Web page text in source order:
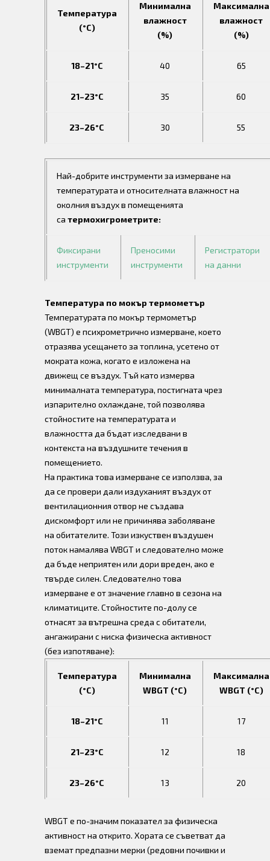
Температура
(°C)
Минимална
влажност
(%)
Максимална
влажност
(%)
18–21°C 40 65
21–23°C 35 60
23–26°C 30 55
Най-добрите инструменти за измерване на
температурата и относителната влажност на
околния въздух в помещенията
сатермохигрометрите:
Фиксирани
инструменти
Преносими
инструменти
Регистратори
на данни
Температура по мокър термометър
Температурата по мокър термометър
(WBGT) е психрометрично измерване, което
отразява усещането за топлина, усетено от
мократа кожа, когато е изложена на
движещ се въздух. Тъй като измерва
минималната температура, постигната чрез
изпарително охлаждане, той позволява
стойностите на температурата и
влажността да бъдат изследвани в
контекста на въздушните течения в
помещението.
На практика това измерване се използва, за
да се провери дали издуханият въздух от
вентилационния отвор не създава
дискомфорт или не причинява заболяване
на обитателите. Този изкуствен въздушен
поток намалява WBGT и следователно може
да бъде неприятен или дори вреден, ако е
твърде силен. Следователно това
измерване е от значение главно в сезона на
климатиците. Стойностите по-долу се
отнасят за вътрешна среда с обитатели,
ангажирани с ниска физическа активност
(без изпотяване):
Температура
(°C)
Минимална
WBGT (°C)
Максимална
WBGT (°C)
18–21°C 11 17
21–23°C 12 18
23–26°C 13 20
WBGT е по-значим показател за физическа
активност на открито. Хората се съветват да
вземат предпазни мерки (редовни почивки и